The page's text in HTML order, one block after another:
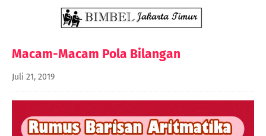
Macam-Macam Pola Bilangan
Juli 21, 2019